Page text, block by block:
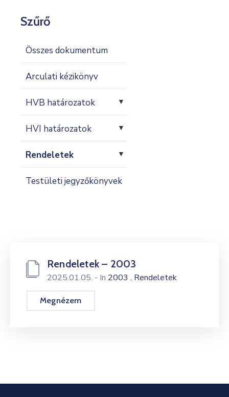
Szűrő
Összes dokumentum
Arculati kézikönyv
HVB határozatok ▼
HVI határozatok ▼
Rendeletek ▼
Testületi jegyzőkönyvek
Rendeletek – 2003
2025.01.05. - In 2003 , Rendeletek
Megnézem